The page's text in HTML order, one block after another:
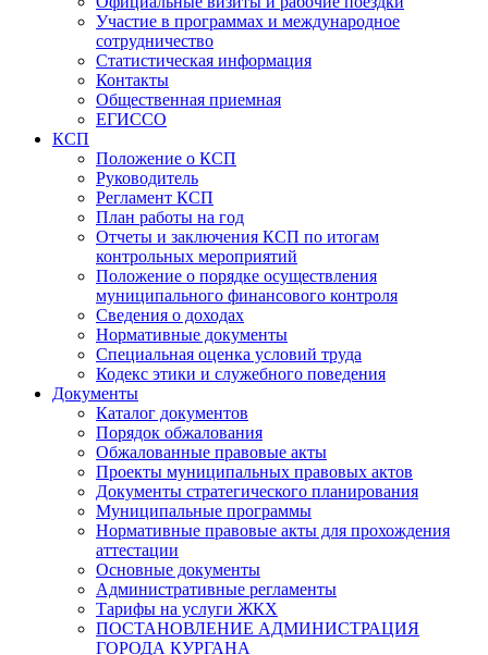
Участие в программах и международное
сотрудничество
Статистическая информация
Контакты
Общественная приемная
ЕГИССО
КСП
Положение о КСП
Руководитель
Регламент КСП
План работы на год
Отчеты и заключения КСП по итогам
контрольных мероприятий
Положение о порядке осуществления
муниципального финансового контроля
Сведения о доходах
Нормативные документы
Специальная оценка условий труда
Кодекс этики и служебного поведения
Документы
Каталог документов
Порядок обжалования
Обжалованные правовые акты
Проекты муниципальных правовых актов
Документы стратегического планирования
Муниципальные программы
Нормативные правовые акты для прохождения
аттестации
Основные документы
Административные регламенты
Тарифы на услуги ЖКХ
ПОСТАНОВЛЕНИЕ АДМИНИСТРАЦИЯ
ГОРОДА КУРГАНА